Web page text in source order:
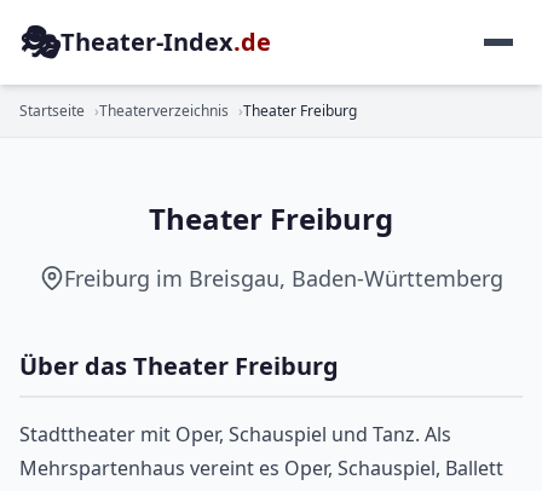
🎭Theater-Index.de
Startseite Theaterverzeichnis Theater Freiburg
MEHRSPARTENHAUS
Theater Freiburg
Freiburg im Breisgau, Baden-Württemberg
Über das Theater Freiburg
Stadttheater mit Oper, Schauspiel und Tanz. Als
Mehrspartenhaus vereint es Oper, Schauspiel, Ballett